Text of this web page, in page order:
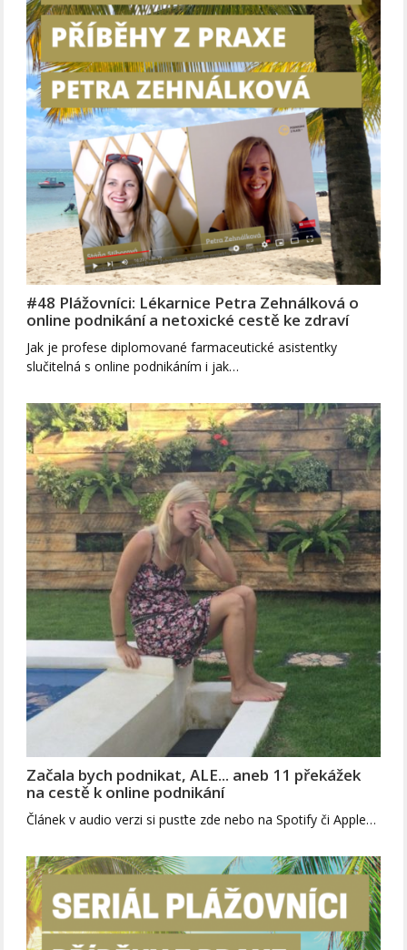
#48 Plážovníci: Lékarnice Petra Zehnálková o
online podnikání a netoxické cestě ke zdraví
Jak je profese diplomované farmaceutické asistentky
slučitelná s online podnikáním i jak…
Začala bych podnikat, ALE... aneb 11 překážek
na cestě k online podnikání
Článek v audio verzi si pusťte zde nebo na Spotify či Apple…